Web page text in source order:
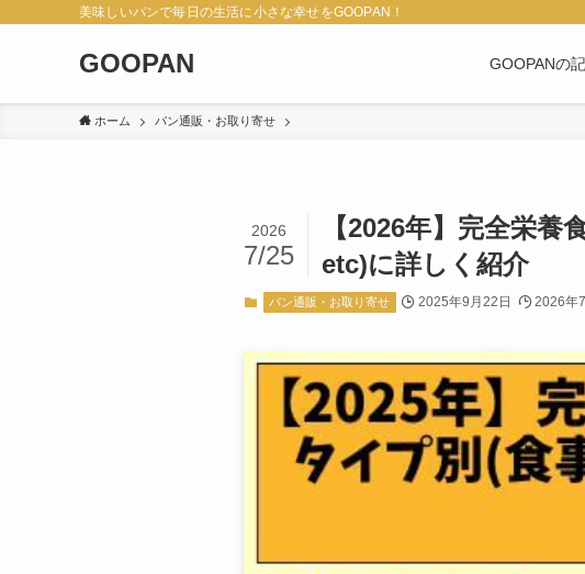
美味しいパンで毎日の生活に小さな幸せをGOOPAN！
GOOPAN GOOPANの
ホーム パン通販・お取り寄せ
【2026年】完全栄
etc)に詳しく紹介
2026
7/25
パン通販・お取り寄せ 2025年9月22日 2026年